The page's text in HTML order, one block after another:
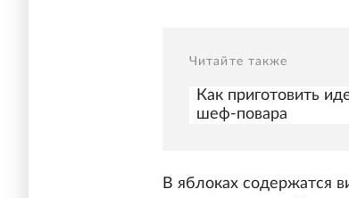
Читайте также
Как приготовить
шеф-повара
В яблоках содержатся